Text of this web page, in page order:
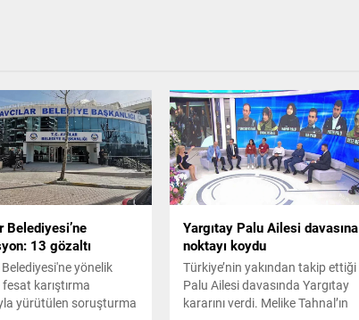
Belediyesi’ne
13 gözaltı
Belediyesi'ne yönelik
karıştırma
yürütülen soruşturma
Yargıtay Palu Ailesi davasına
noktayı koydu
Türkiye’nin yakından takip ettiği
Palu Ailesi davasında Yargıtay
kararını verdi. Melike Tahnal’ın